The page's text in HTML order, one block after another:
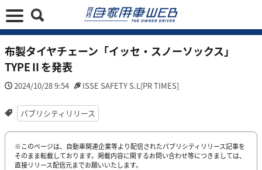
布製タイヤチェーン「イッセ・スノーソックス」
TYPEⅡを発表
2024/10/28 9:54 ISSE SAFETY S.L[PR TIMES]
パブリシティリリース
※このページは、自動車関連企業等より配信されたパブリシティリリース記事を
そのまま転載しております。掲載内容に関するお問い合わせ等につきましては、
直接リリース配信元までお願いいたします。